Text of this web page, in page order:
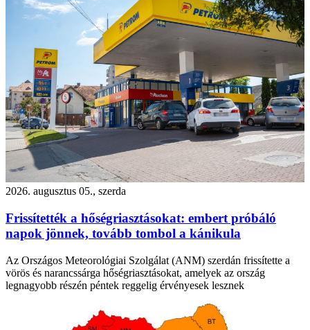
2026. augusztus 05., szerda
Frissítették a hőségriasztásokat: embert próbáló
napok jönnek, tovább tombol a kánikula
Az Országos Meteorológiai Szolgálat (ANM) szerdán frissítette a
vörös és narancssárga hőségriasztásokat, amelyek az ország
legnagyobb részén péntek reggelig érvényesek lesznek